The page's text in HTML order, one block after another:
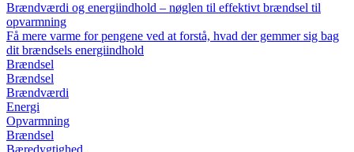
Brændværdi og energiindhold – nøglen til effektivt brændsel til
opvarmning
Få mere varme for pengene ved at forstå, hvad der gemmer sig bag
dit brændsels energiindhold
Brændsel
Brændsel
Brændværdi
Energi
Opvarmning
Brændsel